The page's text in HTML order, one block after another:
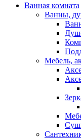
Ванная комната
Ванны,
Мебель,